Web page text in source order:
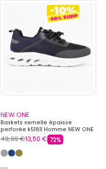
NEW ONE
Baskets semelle épaisse
perforée k51811 Homme NEW ONE
49,99 €13,50 € 72%